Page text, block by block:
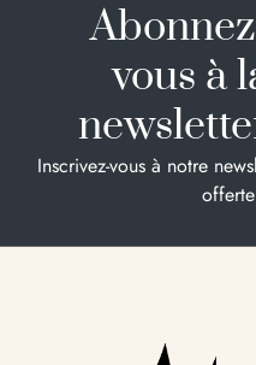
vous à
Inscrivez-vous à notre